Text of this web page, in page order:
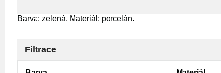
Barva: zelená. Materiál: porcelán.
Filtrace